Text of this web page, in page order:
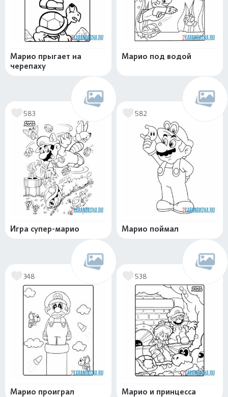
Марио прыгает на
черепаху
Марио под водой
583
Игра супер-марио
582
Марио поймал
348
Марио проиграл
538
Марио и принцесса